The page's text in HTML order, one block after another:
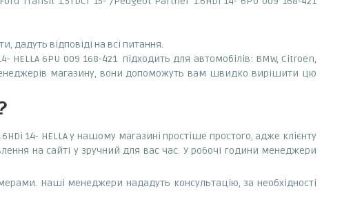
дадуть відповіді на всі питання.
6PU 009 168-421 підходить для автомобілів: BMW, Citroen,
магазину, вони допоможуть вам швидко вирішити цю
14- HELLA у нашому магазині простіше простого, адже клієнту
на сайті у зручний для вас час. У робочі години менеджери
Наші менеджери нададуть консультацію, за необхідності